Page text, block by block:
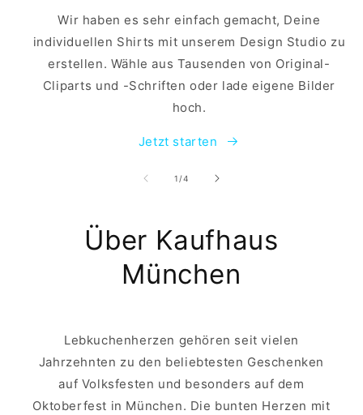
Wir haben es sehr einfach gemacht, Deine
individuellen Shirts mit unserem Design Studio zu
erstellen. Wähle aus Tausenden von Original-
Cliparts und -Schriften oder lade eigene Bilder
hoch.
Jetzt starten
1 /von
4
Über Kaufhaus
München
Lebkuchenherzen gehören seit vielen
Jahrzehnten zu den beliebtesten Geschenken
auf Volksfesten und besonders auf dem
Oktoberfest in München. Die bunten Herzen mit